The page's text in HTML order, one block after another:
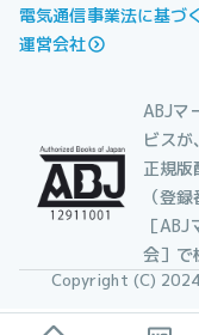
電気通信事業法に基づ
運営会社
ABJマ
ビス
正規
（登
［
会］で
Copyright (C)